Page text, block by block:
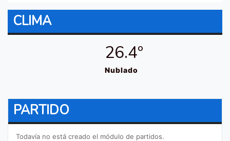
CLIMA
26.4º
Nublado
PARTIDO
Todavía no está creado el módulo de partidos.